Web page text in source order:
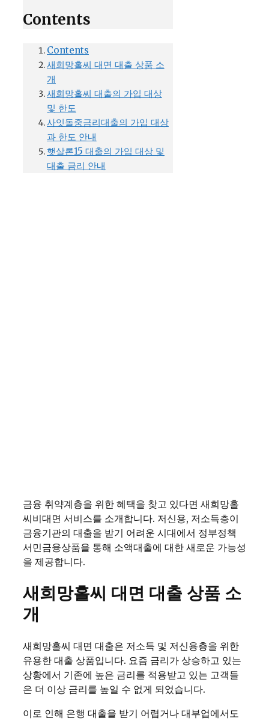
Contents
Contents
새희망홀씨 대면 대출 상품 소
개
새희망홀씨 대출의 가입 대상
및 한도
사잇돌중금리대출의 가입 대상
과 한도 안내
햇살론15 대출의 가입 대상 및
대출 금리 안내
금융 취약계층을 위한 혜택을 찾고 있다면 새희망홀
씨비대면 서비스를 소개합니다. 저신용, 저소득층이
금융기관의 대출을 받기 어려운 시대에서 정부정책
서민금융상품을 통해 소액대출에 대한 새로운 가능성
을 제공합니다.
새희망홀씨 대면 대출 상품 소
개
새희망홀씨 대면 대출은 저소득 및 저신용층을 위한
유용한 대출 상품입니다. 요즘 금리가 상승하고 있는
상황에서 기존에 높은 금리를 적용받고 있는 고객들
은 더 이상 금리를 높일 수 없게 되었습니다.
이로 인해 은행 대출을 받기 어렵거나 대부업에서도